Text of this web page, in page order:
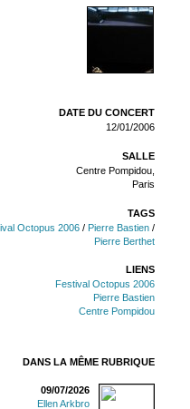
DATE DU CONCERT
12/01/2006
SALLE
Centre Pompidou,
Paris
TAGS
Octopus 2006 / Pierre Bastien /
Pierre Berthet
LIENS
Festival Octopus 2006
Pierre Bastien
Centre Pompidou
DANS LA MÊME RUBRIQUE
09/07/2026
Ellen Arkbro